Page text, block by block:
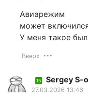
Авиарежим
может
У меня такое
Вверх
15 Sergey S-
27.03.2026 13:46